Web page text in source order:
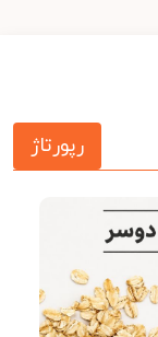
رپورتاژ